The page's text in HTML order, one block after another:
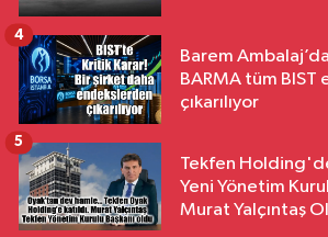
Barem
BARMA tüm
çıkarılıyor
4
Tekfen
Yeni Yönetim
Murat Yalçıntaş
5